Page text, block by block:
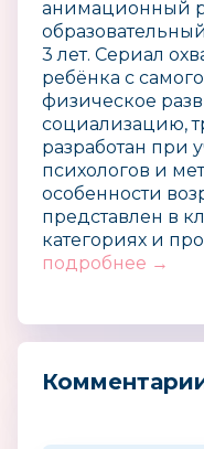
анимационный
3 лет. Сериал
ребёнка с
физическое
социализацию,
разработан при
психологов и
особенности
представлен в
категориях и
подробнее →